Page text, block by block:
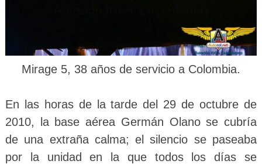
Mirage 5, 38 años de servicio a Colombia.
En las horas de la tarde del 29 de octubre de
2010, la base aérea Germán Olano se cubría
de una extraña calma; el silencio se paseaba
por la unidad en la que todos los días se